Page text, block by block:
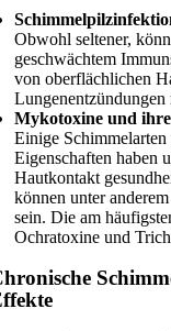
Obwohl seltener,
geschwächtem
von oberflächlichen
Lungenentzündungen
Mykotoxine und
Einige
Eigenschaften haben
Hautkontakt
können unter
sein. Die am
Ochratoxine und